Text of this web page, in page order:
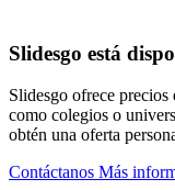
Slidesgo está
Slidesgo ofrece precios
como colegios o
obtén una oferta
Contáctanos Más